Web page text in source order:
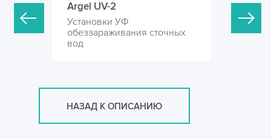
Argel UV-2
Установки УФ
обеззараживания сточных
вод
Argel
НАЗАД К ОПИСАНИЮ